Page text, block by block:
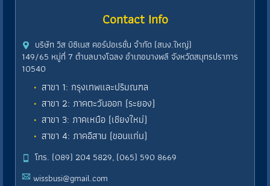
Contact Info
บริษัท วิส บิซิเนส คอร์ปอเรชั่น จำกัด (สนง.ใหญ่)
149/65 หมู่ที่ 7 ตำบลบางโฉลง อำเภอบางพลี จังหวัดสมุทรปราการ
10540
สาขา 1: กรุงเทพและปริมณฑล
สาขา 2: ภาคตะวันออก (ระยอง)
สาขา 3: ภาคเหนือ (เชียงใหม่)
สาขา 4: ภาคอีสาน (ขอนแก่น)
โทร. (089) 204 5829, (065) 590 8669
wissbusi@gmail.com